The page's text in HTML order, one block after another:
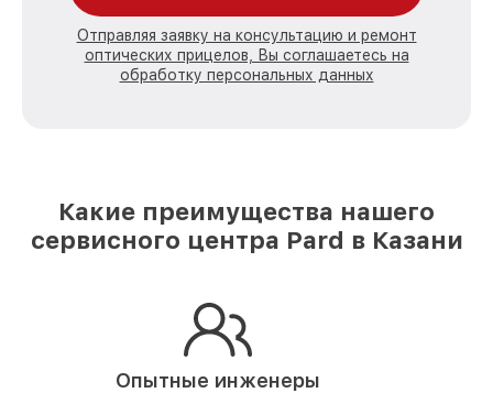
Отправляя заявку на консультацию и ремонт
оптических прицелов, Вы соглашаетесь на
обработку персональных данных
Какие преимущества нашего
сервисного центра Pard в Казани
Опытные инженеры